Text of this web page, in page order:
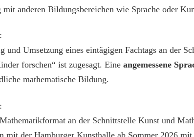
mit ande­ren Bildungsbereichen wie Sprache oder
:
und Umsetzung eines eintägigen Fachtags an der
forschen“ ist zugesagt. Eine angemessene
mathematische Bildung.
:
an der Schnittstelle Kunst und
mit der Hamburger Kunsthalle ab Sommer 2026